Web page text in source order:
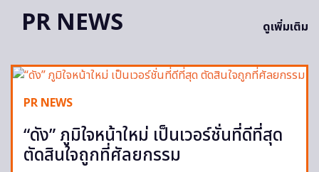
PR NEWS ดูเพิ่มเติม
PR NEWS
“ดัง” ภูมิใจหน้าใหม่ เป็นเวอร์ชั่นที่ดีที่สุด
ตัดสินใจถูกที่ศัลยกรรม